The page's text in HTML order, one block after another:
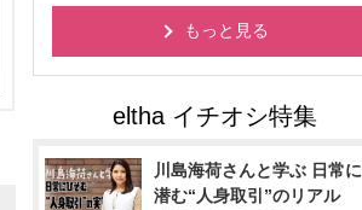
もっと見る
川島海荷さんと学ぶ 日常に
潜む“人身取引”のリアル